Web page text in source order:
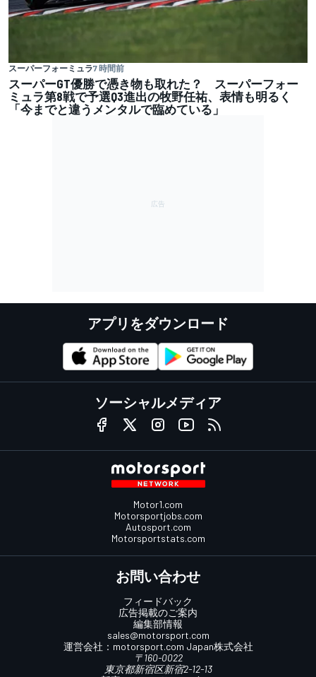
スーパーフォーミュラ7 時間前
スーパーGT優勝で憑き物も取れた？ スーパーフォー
ミュラ第8戦で予選Q3進出の牧野任祐、表情も明るく
「今までと違うメンタルで臨めている」
アプリをダウンロード
ソーシャルメディア
Motor1.com
Motorsportjobs.com
Autosport.com
Motorsportstats.com
お問い合わせ
フィードバック
広告掲載のご案内
編集部情報
sales@motorsport.com
運営会社： motorsport.com Japan株式会社
〒160-0022
東京都新宿区新宿2-12-13